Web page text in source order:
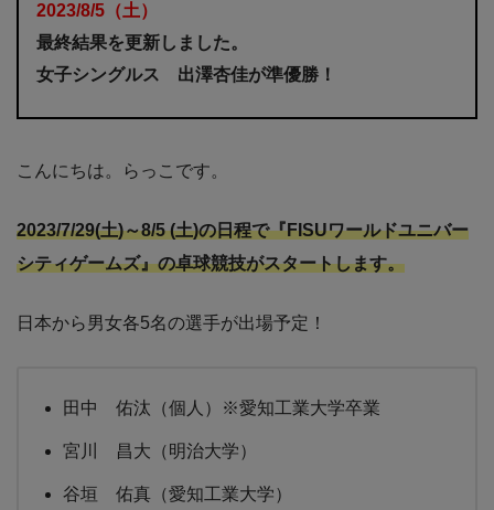
2023/8/5 （土）
最終結果を更新しました。
女子シングルス 出澤杏佳が準優勝！
こんにちは。らっこです。
2023/7/29(土)～8/5 (土)の日程で『FISUワールドユニバー
シティゲームズ』の卓球競技がスタートします。
日本から男女各5名の選手が出場予定！
田中 佑汰（個人）※愛知工業大学卒業
宮川 昌大（明治大学）
谷垣 佑真（愛知工業大学）